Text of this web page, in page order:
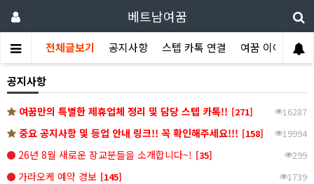
베트남여꿈
전체글보기 공지사항 스텝 카톡 연결 여꿈 이야기
공지사항
여꿈만의 특별한 제휴업체 정리 및 담당 스텝 카톡!! [271] 16287
중요 공지사항 및 등업 안내 링크!! 꼭 확인해주세요!!! [158] 19994
26년 8월 새로운 장교분들을 소개합니다~! [35] 299
가라오케 예약 경보 [145] 1739